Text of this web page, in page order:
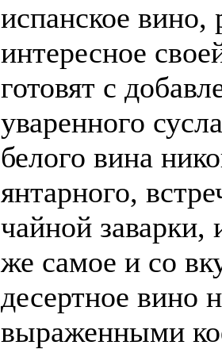
испанское
интересное
готовят с
уваренного
белого вина
янтарного,
чайной заварки,
же самое и со
десертное вино
выраженными